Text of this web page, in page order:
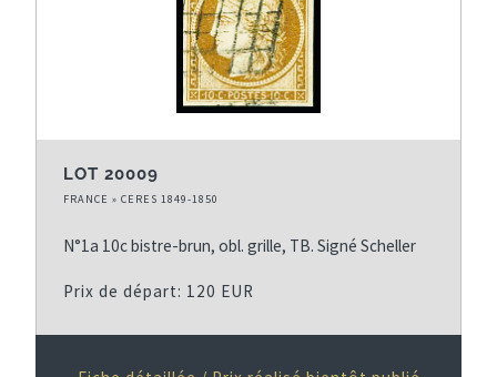
LOT 20009
FRANCE » CERES 1849-1850
N°1a 10c bistre-brun, obl. grille, TB. Signé Scheller
Prix de départ: 120 EUR